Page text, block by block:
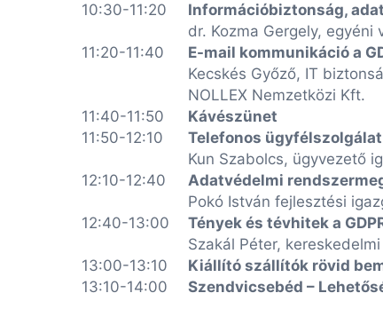
10:30-11:20
Információbiztonság,
dr. Kozma Gergely,
11:20-11:40
E-mail kommunikáció a
Kecskés Győző, IT
NOLLEX Nemzetközi Kft.
11:40-11:50
Kávészünet
11:50-12:10
Telefonos
Kun Szabolcs, ügyvezető
12:10-12:40
Adatvédelmi
Pokó István fejlesztési
12:40-13:00
Tények és tévhitek a
Szakál Péter,
13:00-13:10
Kiállító szállítók rövid
13:10-14:00
Szendvicsebéd –